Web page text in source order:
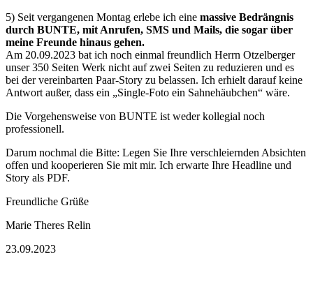
5) Seit vergangenen Montag erlebe ich eine massive Bedrängnis
durch BUNTE, mit Anrufen, SMS und Mails, die sogar über
meine Freunde hinaus gehen.
Am 20.09.2023 bat ich noch einmal freundlich Herrn Otzelberger
unser 350 Seiten Werk nicht auf zwei Seiten zu reduzieren und es
bei der vereinbarten Paar-Story zu belassen. Ich erhielt darauf keine
Antwort außer, dass ein „Single-Foto ein Sahnehäubchen“ wäre.
Die Vorgehensweise von BUNTE ist weder kollegial noch
professionell.
Darum nochmal die Bitte: Legen Sie Ihre verschleiernden Absichten
offen und kooperieren Sie mit mir. Ich erwarte Ihre Headline und
Story als PDF.
Freundliche Grüße
Marie Theres Relin
23.09.2023